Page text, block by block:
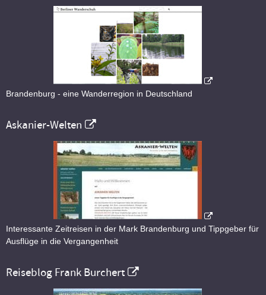
Brandenburg - eine Wanderregion in Deutschland
Askanier-Welten
Interessante Zeitreisen in der Mark Brandenburg und Tippgeber für
Ausflüge in die Vergangenheit
Reiseblog Frank Burchert